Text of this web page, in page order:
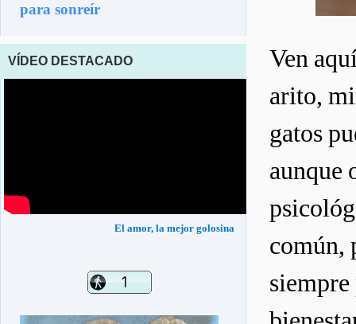
Ven
arito,
gatos
aunque
común,
para sonreír
VÍDEO DESTACADO
El amor, la mejor golosina